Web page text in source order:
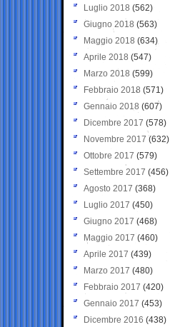
Luglio 2018 (562)
Giugno 2018 (563)
Maggio 2018 (634)
Aprile 2018 (547)
Marzo 2018 (599)
Febbraio 2018 (571)
Gennaio 2018 (607)
Dicembre 2017 (578)
Novembre 2017 (632)
Ottobre 2017 (579)
Settembre 2017 (456)
Agosto 2017 (368)
Luglio 2017 (450)
Giugno 2017 (468)
Maggio 2017 (460)
Aprile 2017 (439)
Marzo 2017 (480)
Febbraio 2017 (420)
Gennaio 2017 (453)
Dicembre 2016 (438)